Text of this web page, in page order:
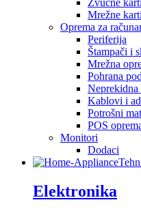
Zvučne
Mrežne
Oprema za
Periferija
Štampači i
Mrežna
Pohrana
Neprekidna
Kablovi i
Potrošni
POS
Monitori
Dodaci
Elektronika